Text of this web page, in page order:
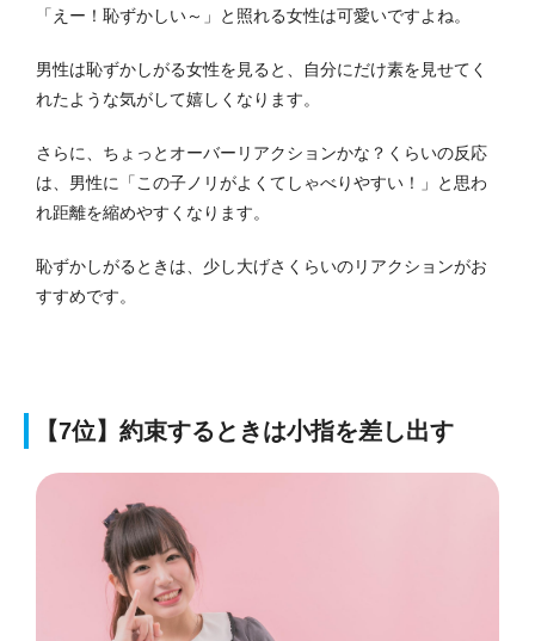
「えー！恥ずかしい～」と照れる女性は可愛いですよね。
男性は恥ずかしがる女性を見ると、自分にだけ素を見せてく
れたような気がして嬉しくなります。
さらに、ちょっとオーバーリアクションかな？くらいの反応
は、男性に「この子ノリがよくてしゃべりやすい！」と思わ
れ距離を縮めやすくなります。
恥ずかしがるときは、少し大げさくらいのリアクションがお
すすめです。
【7位】約束するときは小指を差し出す